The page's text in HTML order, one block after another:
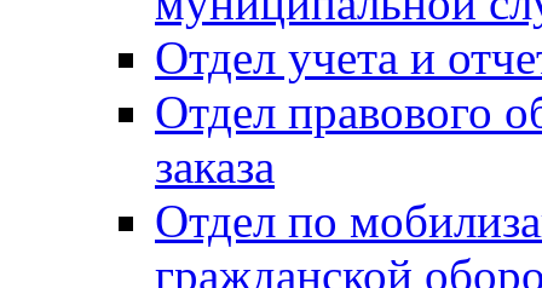
Отдел учета и
Отдел правового
заказа
Отдел по
гражданской